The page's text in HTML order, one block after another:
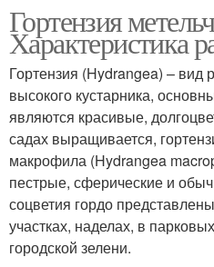
Гортензия
Характеристика
Гортензия (Hydrangea) – вид
высокого кустарника,
являются красивые,
садах выращивается,
макрофила (Hydrangea
пестрые, сферические и
соцветия гордо
участках, наделах, в
городской зелени.